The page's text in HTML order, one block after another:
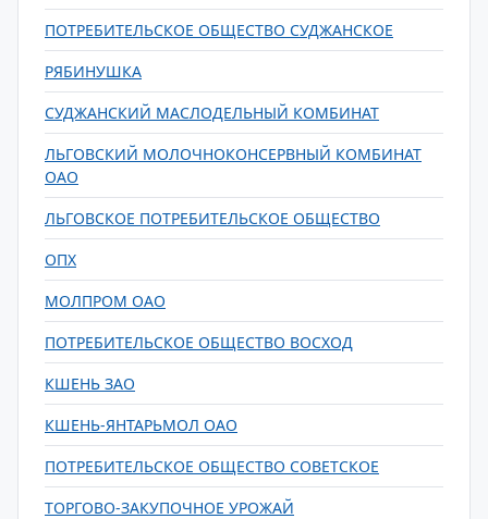
ПОТРЕБИТЕЛЬСКОЕ ОБЩЕСТВО СУДЖАНСКОЕ
РЯБИНУШКА
СУДЖАНСКИЙ МАСЛОДЕЛЬНЫЙ КОМБИНАТ
ЛЬГОВСКИЙ МОЛОЧНОКОНСЕРВНЫЙ КОМБИНАТ
ОАО
ЛЬГОВСКОЕ ПОТРЕБИТЕЛЬСКОЕ ОБЩЕСТВО
ОПХ
МОЛПРОМ ОАО
ПОТРЕБИТЕЛЬСКОЕ ОБЩЕСТВО ВОСХОД
КШЕНЬ ЗАО
КШЕНЬ-ЯНТАРЬМОЛ ОАО
ПОТРЕБИТЕЛЬСКОЕ ОБЩЕСТВО СОВЕТСКОЕ
ТОРГОВО-ЗАКУПОЧНОЕ УРОЖАЙ